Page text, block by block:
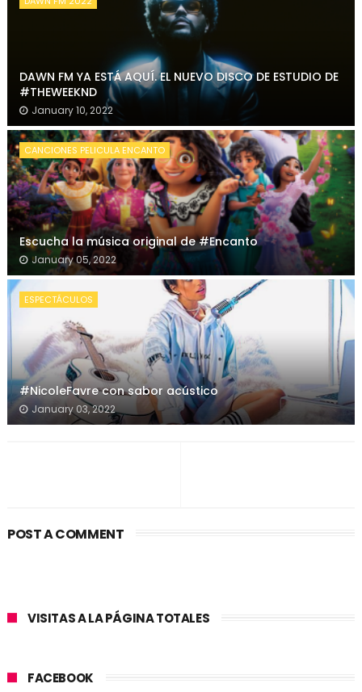
DAWN FM YA ESTÁ AQUÍ. EL NUEVO DISCO DE ESTUDIO DE
#THEWEEKND
January 10, 2022
CANCIONES PELICULA ENCANTO
Escucha la música original de #Encanto
January 05, 2022
ESPECTÁCULOS
#NicoleFavre con sabor acústico
January 03, 2022
POST A COMMENT
VISITAS A LA PÁGINA TOTALES
FACEBOOK